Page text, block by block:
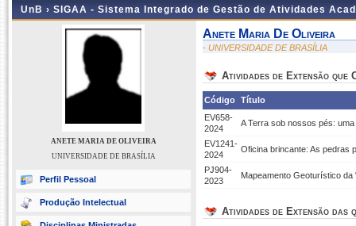
UnB › SIGAA - Sistema Integrado de Gestão de Atividades
ANETE MARIA DE OLIVEIRA
UNIVERSIDADE DE BRASÍLIA
Perfil Pessoal
Produção Intelectual
Anete Maria De Oliveira
- UNIVERSIDADE DE BRASÍLIA
Atividades de Extensão que
Código Título
EV658-
2024
A Terra sob nossos pés:
EV1241-
2024
Oficina brincante: As pedras
PJ904-
2023
Mapeamento Geoturístico
Atividades de Extensão das